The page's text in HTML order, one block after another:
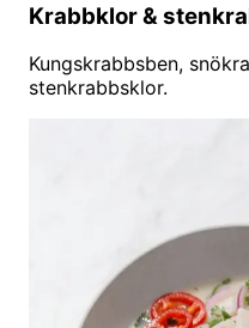
Krabbklor &
Kungskrabbsben,
stenkrabbsklor.